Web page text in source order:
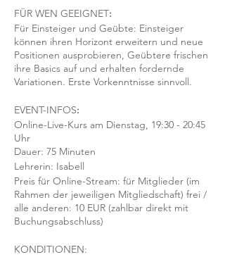
FÜR WEN GEEIGNET:
Für Einsteiger und Geübte: Einsteiger
können ihren Horizont erweitern und neue
Positionen ausprobieren, Geübtere frischen
ihre Basics auf und erhalten fordernde
Variationen. Erste Vorkenntnisse sinnvoll.
EVENT-INFOS:
Online-Live-Kurs am Dienstag, 19:30 - 20:45
Uhr
Dauer: 75 Minuten
Lehrerin: Isabell
Preis für Online-Stream: für Mitglieder (im
Rahmen der jeweiligen Mitgliedschaft) frei /
alle anderen: 10 EUR (zahlbar direkt mit
Buchungsabschluss)
KONDITIONEN: